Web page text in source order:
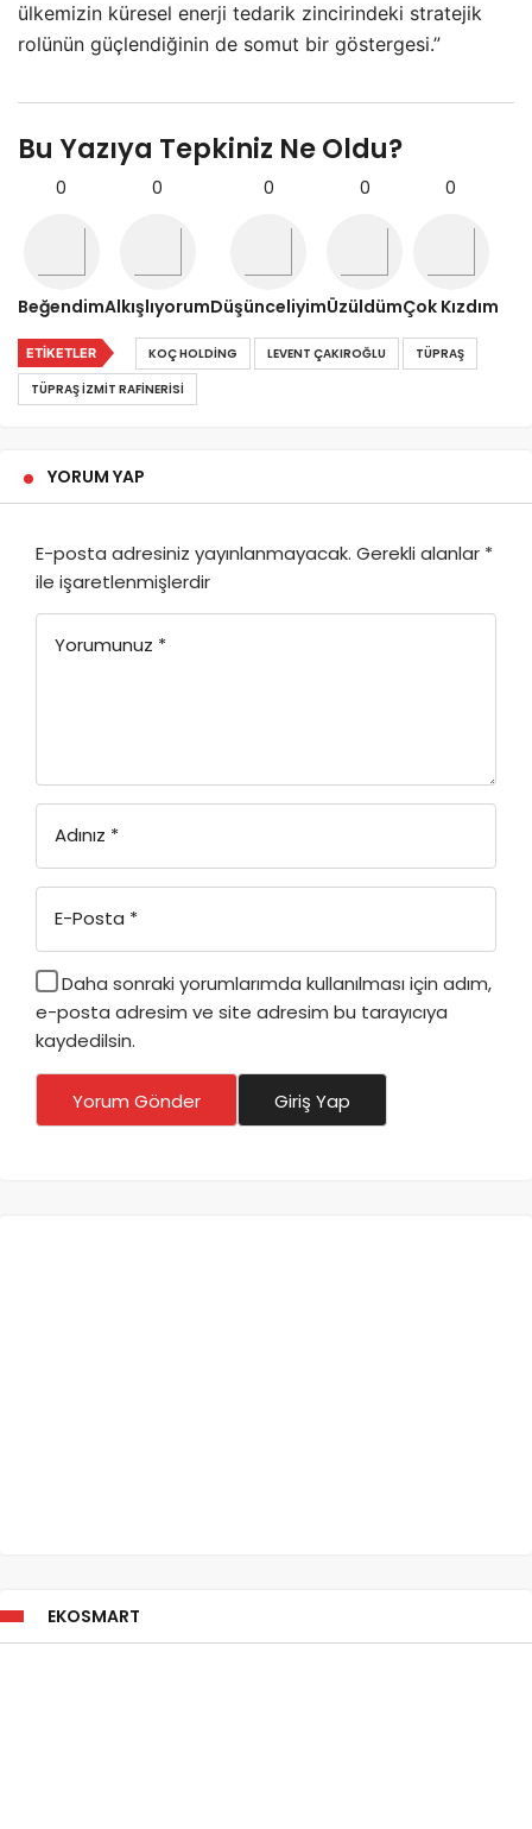
ülkemizin küresel enerji tedarik zincirindeki stratejik
rolünün güçlendiğinin de somut bir göstergesi.”
Bu Yazıya Tepkiniz Ne Oldu?
0
Beğendim
0
Alkışlıyorum
0
Düşünceliyim
0
Üzüldüm
0
Çok Kızdım
ETIKETLER KOÇ HOLDING LEVENT ÇAKIROĞLU
TÜPRAŞ
TÜPRAŞ İZMIT RAFINERISI
YORUM YAP
E-posta adresiniz yayınlanmayacak. Gerekli alanlar *
ile işaretlenmişlerdir
Yorumunuz *
Adınız *
E-Posta *
Daha sonraki yorumlarımda kullanılması için adım,
e-posta adresim ve site adresim bu tarayıcıya
kaydedilsin.
Yorum Gönder Giriş Yap
EKOSMART